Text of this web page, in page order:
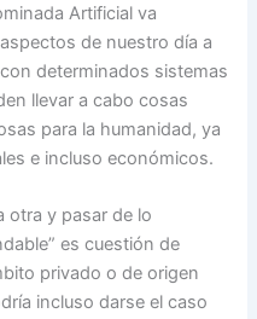
Artificial va
de nuestro día a
determinados sistemas
llevar a cabo cosas
para la humanidad, ya
e incluso económicos.
otra y pasar de lo
es cuestión de
privado o de origen
incluso darse el caso